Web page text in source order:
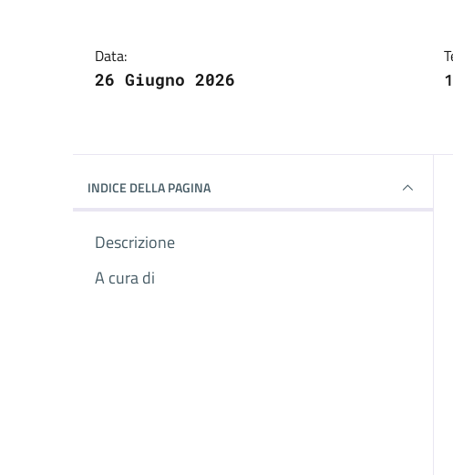
Data:
26 Giugno 2026
INDICE DELLA PAGINA
Descrizione
A cura di